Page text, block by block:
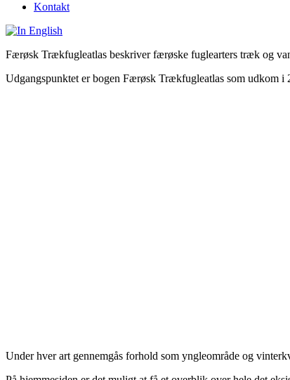
Kontakt
Færøsk Trækfugleatlas beskriver færøske fuglearters træk og
Udgangspunktet er bogen Færøsk Trækfugleatlas som udkom i
Under hver art gennemgås forhold som yngleområde og